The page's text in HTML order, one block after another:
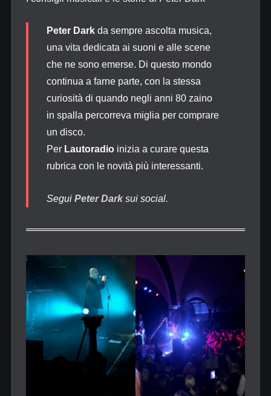
Peter Darkda sempre ascolta musica,
una vita dedicata ai suoni e alle scene
che ne sono emerse. Di questo mondo
continua a farne parte, con la stessa
curiosità di quando negli anni 80 zaino
in spalla percorreva miglia per comprare
un disco.
Per Lautoradioinizia a curare questa
rubrica con le novità più interessanti.
Segui Peter Darksui social.